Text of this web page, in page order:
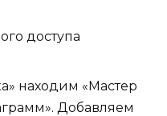
находим «Мастер
Добавляем